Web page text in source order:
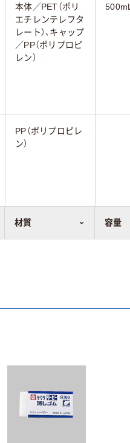
材質 容量
本体／PET（ポリ
エチレンテレフタ
レート）、キャップ
／PP（ポリプロピ
レン）
500mL
PP（ポリプロピレ
ン）